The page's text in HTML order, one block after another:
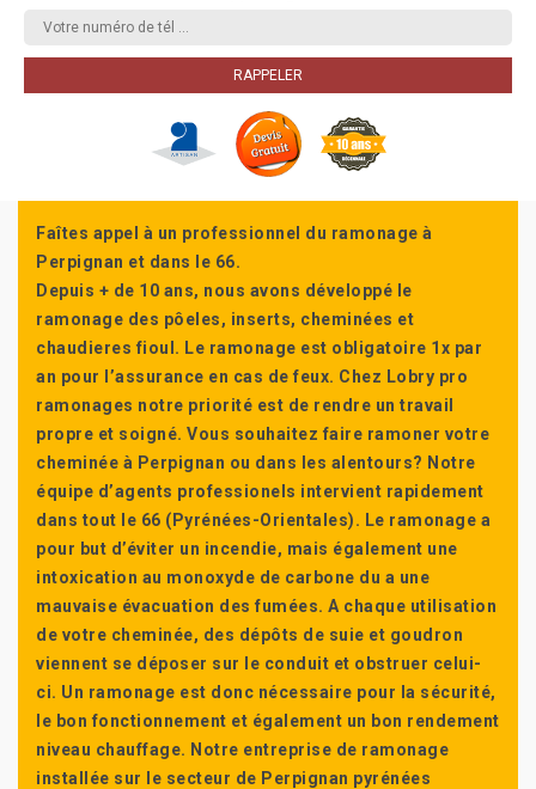
Faîtes appel à un professionnel du ramonage à
Perpignan et dans le 66.
Depuis + de 10 ans, nous avons développé le
ramonage des pôeles, inserts, cheminées et
chaudieres fioul. Le ramonage est obligatoire 1x par
an pour l’assurance en cas de feux. Chez Lobry pro
ramonages notre priorité est de rendre un travail
propre et soigné. Vous souhaitez faire ramoner votre
cheminée à Perpignan ou dans les alentours? Notre
équipe d’agents professionels intervient rapidement
dans tout le 66 (Pyrénées-Orientales). Le ramonage a
pour but d’éviter un incendie, mais également une
intoxication au monoxyde de carbone du a une
mauvaise évacuation des fumées. A chaque utilisation
de votre cheminée, des dépôts de suie et goudron
viennent se déposer sur le conduit et obstruer celui-
ci. Un ramonage est donc nécessaire pour la sécurité,
le bon fonctionnement et également un bon rendement
niveau chauffage. Notre entreprise de ramonage
installée sur le secteur de Perpignan pyrénées